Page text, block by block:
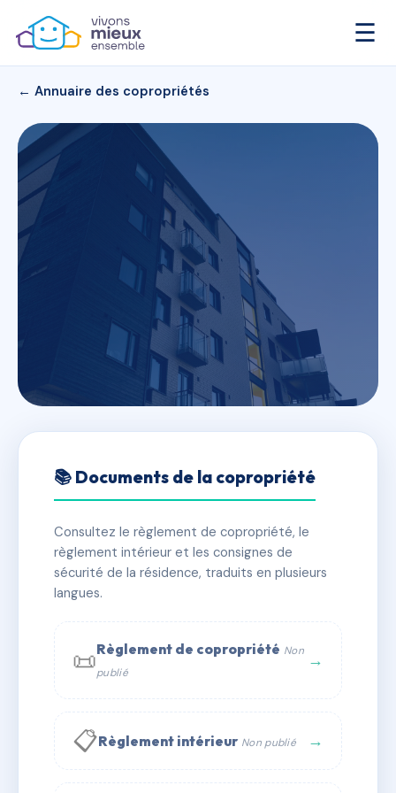
☰
← Annuaire des copropriétés
34 rue des fossés patris
✓ Immatriculée 🏠 19 lots 🏗 1 bâtiment(s)
📞 Contacter Syndic Digital
📚 Documents de la copropriété
Consultez le règlement de copropriété, le
règlement intérieur et les consignes de
sécurité de la résidence, traduits en plusieurs
langues.
📜Règlement de copropriété Non
publié
→
📋Règlement intérieur Non publié →